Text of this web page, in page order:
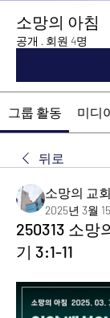
소망의 아침
공개 · 회원 4명
그룹 활동 미디
뒤로
소망의 교회
2025년 3월
250313 소망
기 3:1-11